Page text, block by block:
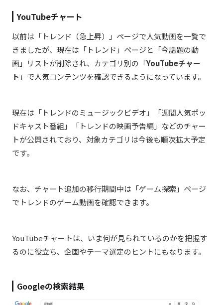
YouTubeチャート
以前は「トレンド（急上昇）」ページで人気動画を一覧で
きましたが、現在は「トレンド」ページと「今話題の動
画」リストが削除され、カテゴリ別の「YouTubeチャー
ト 」で人気コンテンツを確認できるようになっています。
現在は「トレンドのミュージックビデオ」「週間人気ポッ
ドキャスト番組」「トレンドの映画予告編」などのチャー
トが公開されており、対象カテゴリは今後も順次拡大予定
です。
なお、チャート追加の移行期間中は「ゲーム探索」ページ
でトレンドのゲーム動画を確認できます。
YouTubeチャートは、いま何が見られているのかを把握す
るのに役立ち、企画やテーマ選定のヒントにもなります。
Googleの検索結果